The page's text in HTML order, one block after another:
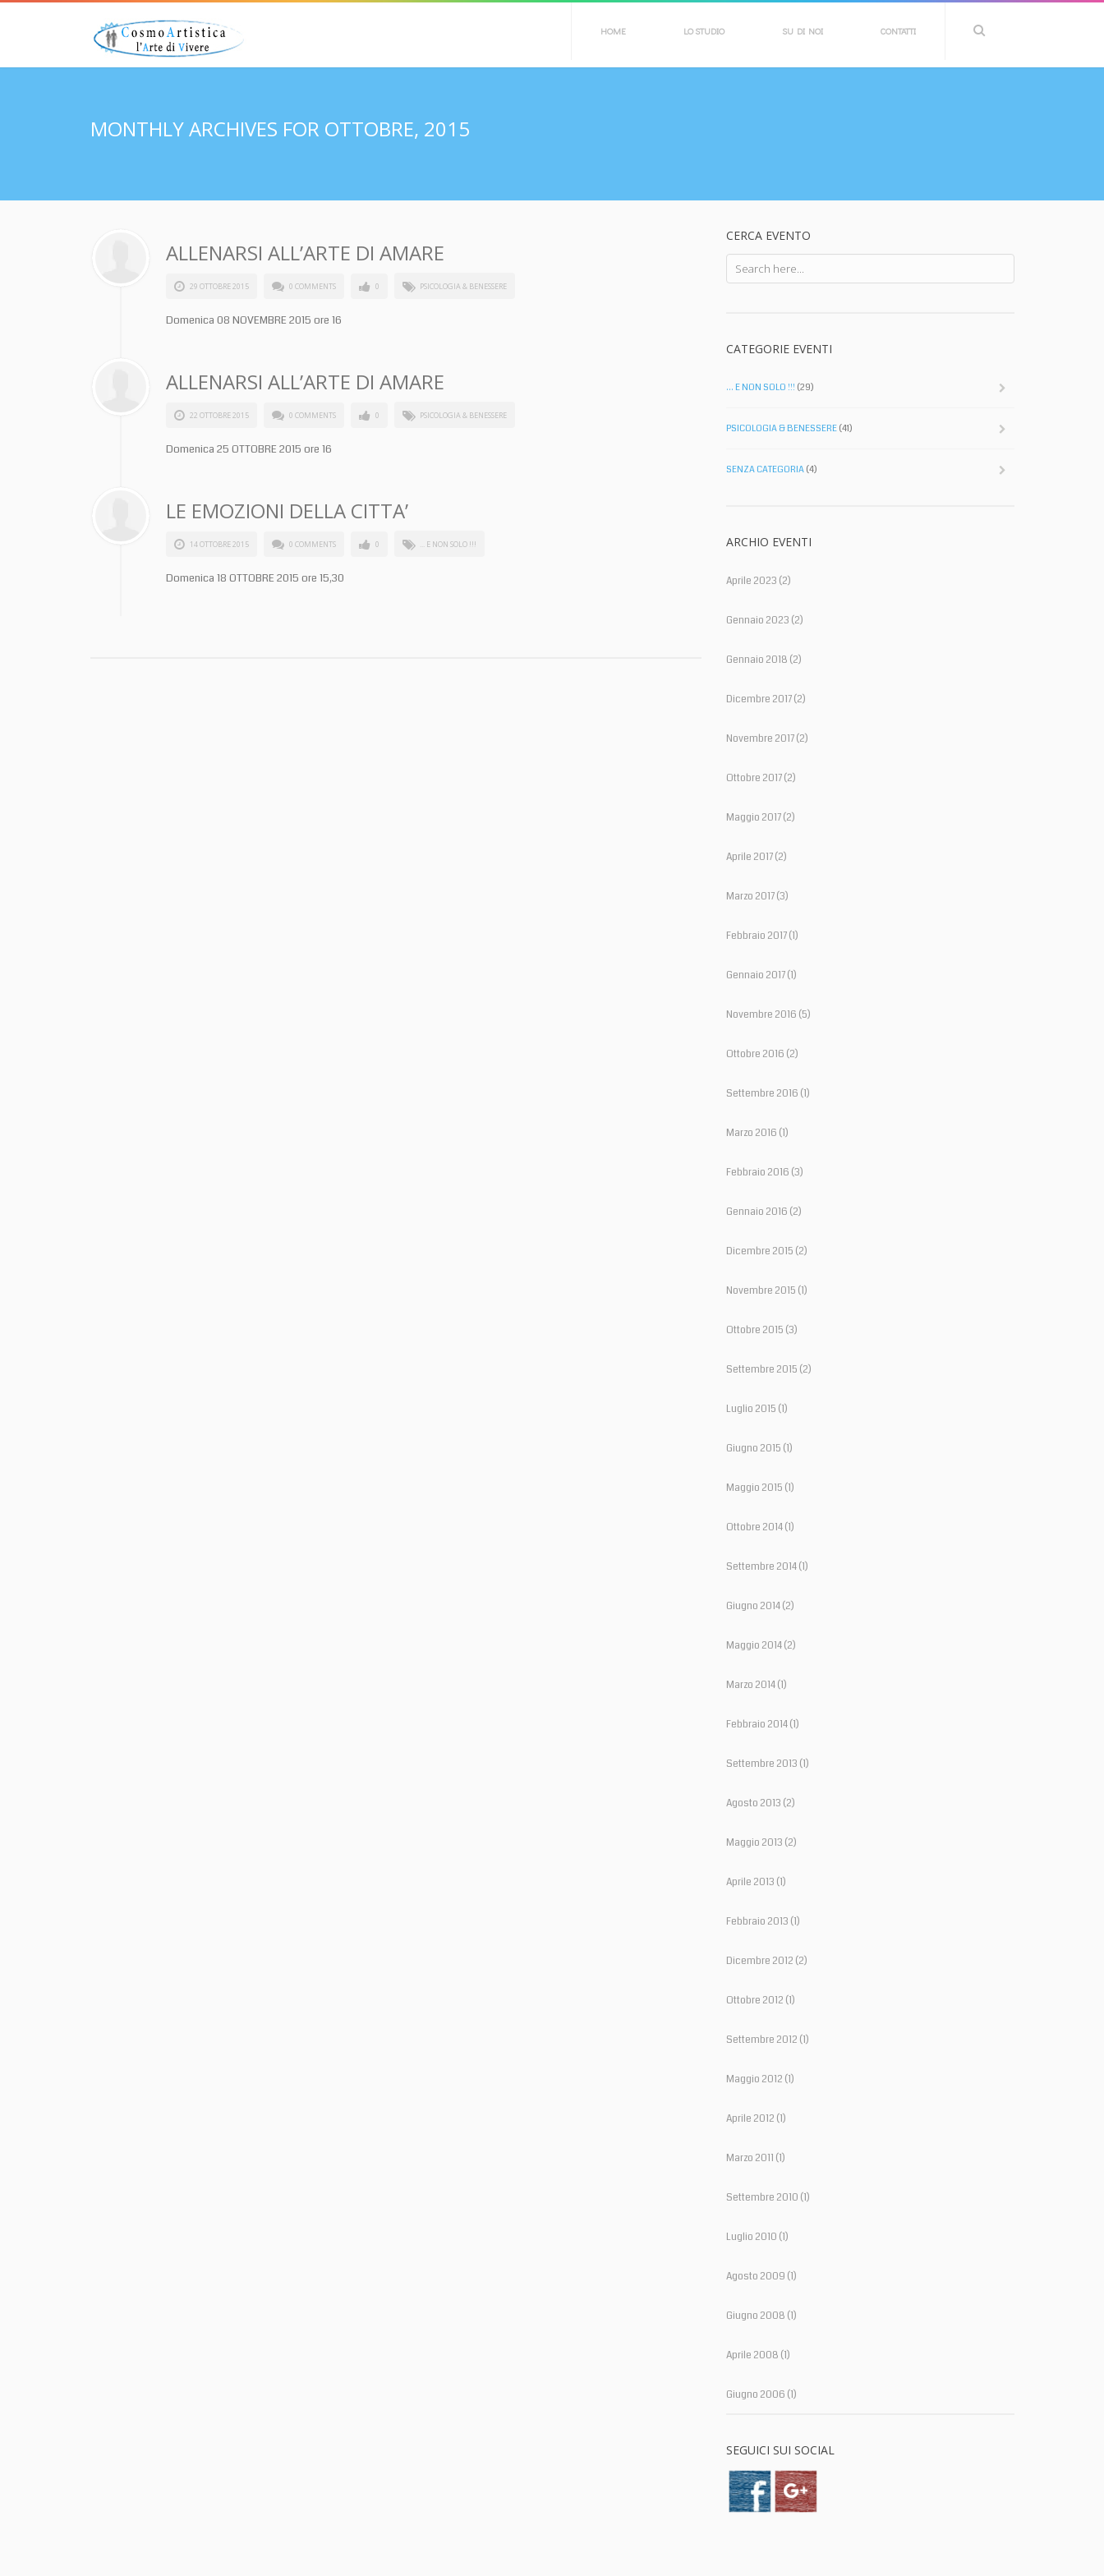
HOME LO STUDIO SU DI NOI CONTATTI
MONTHLY ARCHIVES FOR OTTOBRE, 2015
ALLENARSI ALL’ARTE DI AMARE
29 OTTOBRE 2015 0 COMMENTS 0 PSICOLOGIA & BENESSERE
Domenica 08 NOVEMBRE 2015 ore 16
ALLENARSI ALL’ARTE DI AMARE
22 OTTOBRE 2015 0 COMMENTS 0 PSICOLOGIA & BENESSERE
Domenica 25 OTTOBRE 2015 ore 16
LE EMOZIONI DELLA CITTA’
14 OTTOBRE 2015 0 COMMENTS 0 ... E NON SOLO !!!
Domenica 18 OTTOBRE 2015 ore 15,30
CERCA EVENTO
CATEGORIE EVENTI
… E NON SOLO !!! (29)
PSICOLOGIA & BENESSERE(41)
SENZA CATEGORIA(4)
ARCHIO EVENTI
Aprile 2023 (2)
Gennaio 2023 (2)
Gennaio 2018 (2)
Dicembre 2017(2)
Novembre 2017(2)
Ottobre 2017(2)
Maggio 2017(2)
Aprile 2017(2)
Marzo 2017(3)
Febbraio 2017(1)
Gennaio 2017(1)
Novembre 2016 (5)
Ottobre 2016 (2)
Settembre 2016 (1)
Marzo 2016 (1)
Febbraio 2016 (3)
Gennaio 2016 (2)
Dicembre 2015 (2)
Novembre 2015 (1)
Ottobre 2015 (3)
Settembre 2015 (2)
Luglio 2015 (1)
Giugno 2015 (1)
Maggio 2015 (1)
Ottobre 2014(1)
Settembre 2014(1)
Giugno 2014(2)
Maggio 2014(2)
Marzo 2014(1)
Febbraio 2014(1)
Settembre 2013 (1)
Agosto 2013 (2)
Maggio 2013 (2)
Aprile 2013 (1)
Febbraio 2013 (1)
Dicembre 2012 (2)
Ottobre 2012 (1)
Settembre 2012 (1)
Maggio 2012 (1)
Aprile 2012 (1)
Marzo 2011 (1)
Settembre 2010 (1)
Luglio 2010 (1)
Agosto 2009 (1)
Giugno 2008 (1)
Aprile 2008 (1)
Giugno 2006 (1)
SEGUICI SUI SOCIAL